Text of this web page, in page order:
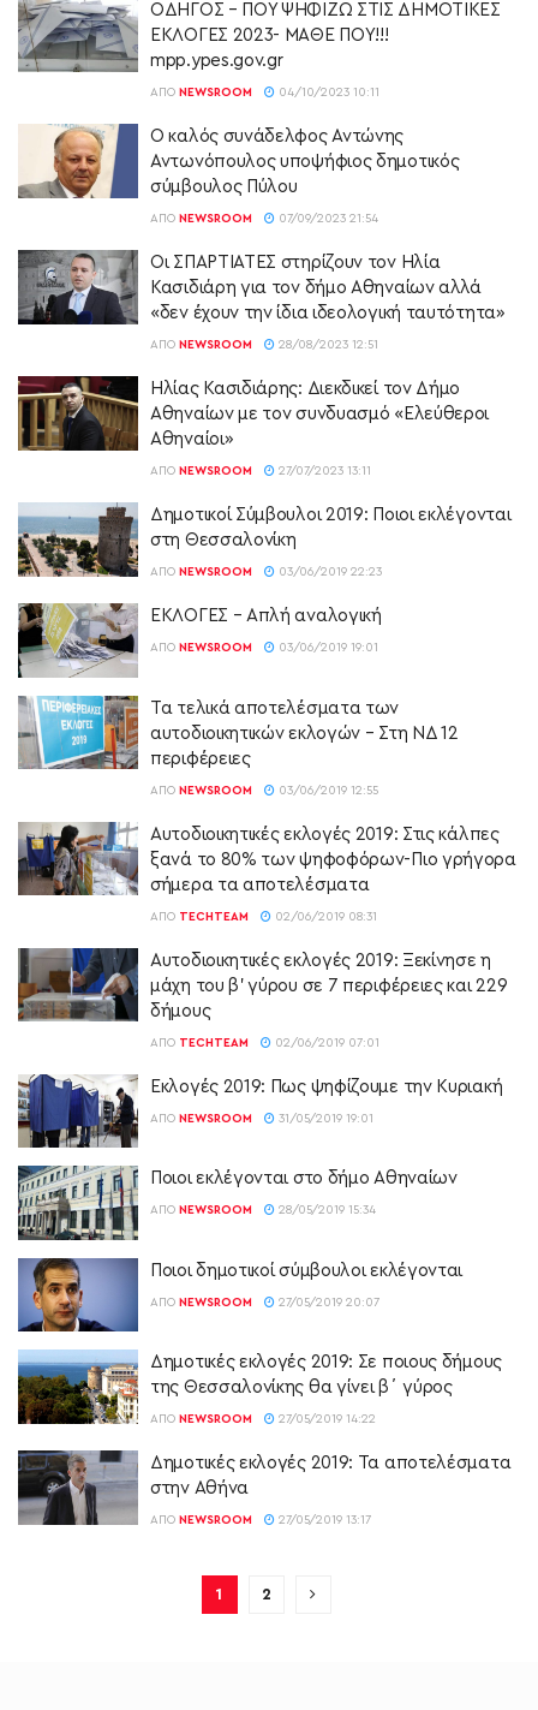
ΟΔΗΓΟΣ – ΠΟΥ ΨΗΦΙΖΩ ΣΤΙΣ ΔΗΜΟΤΙΚΕΣ
ΕΚΛΟΓΕΣ 2023- ΜΑΘΕ ΠΟΥ!!!
mpp.ypes.gov.gr
ΑΠΌ NEWSROOM 04/10/2023 10:11
Ο καλός συνάδελφος Αντώνης
Αντωνόπουλος υποψήφιος δημοτικός
σύμβουλος Πύλου
ΑΠΌ NEWSROOM 07/09/2023 21:54
Οι ΣΠΑΡΤΙΑΤΕΣ στηρίζουν τον Ηλία
Κασιδιάρη για τον δήμο Αθηναίων αλλά
«δεν έχουν την ίδια ιδεολογική ταυτότητα»
ΑΠΌ NEWSROOM 28/08/2023 12:51
Ηλίας Κασιδιάρης: Διεκδικεί τον Δήμο
Αθηναίων με τον συνδυασμό «Ελεύθεροι
Αθηναίοι»
ΑΠΌ NEWSROOM 27/07/2023 13:11
Δημοτικοί Σύμβουλοι 2019: Ποιοι εκλέγονται
στη Θεσσαλονίκη
ΑΠΌ NEWSROOM 03/06/2019 22:23
ΕΚΛΟΓΕΣ – Απλή αναλογική
ΑΠΌ NEWSROOM 03/06/2019 19:01
Τα τελικά αποτελέσματα των
αυτοδιοικητικών εκλογών – Στη ΝΔ 12
περιφέρειες
ΑΠΌ NEWSROOM 03/06/2019 12:55
Αυτοδιοικητικές εκλογές 2019: Στις κάλπες
ξανά το 80% των ψηφοφόρων-Πιο γρήγορα
σήμερα τα αποτελέσματα
ΑΠΌ TECHTEAM 02/06/2019 08:31
Αυτοδιοικητικές εκλογές 2019: Ξεκίνησε η
μάχη του β’ γύρου σε 7 περιφέρειες και 229
δήμους
ΑΠΌ TECHTEAM 02/06/2019 07:01
Εκλογές 2019: Πως ψηφίζουμε την Κυριακή
ΑΠΌ NEWSROOM 31/05/2019 19:01
Ποιοι εκλέγονται στο δήμο Αθηναίων
ΑΠΌ NEWSROOM 28/05/2019 15:34
Ποιοι δημοτικοί σύμβουλοι εκλέγονται
ΑΠΌ NEWSROOM 27/05/2019 20:07
Δημοτικές εκλογές 2019: Σε ποιους δήμους
της Θεσσαλονίκης θα γίνει β΄ γύρος
ΑΠΌ NEWSROOM 27/05/2019 14:22
Δημοτικές εκλογές 2019: Τα αποτελέσματα
στην Αθήνα
ΑΠΌ NEWSROOM 27/05/2019 13:17
1 2